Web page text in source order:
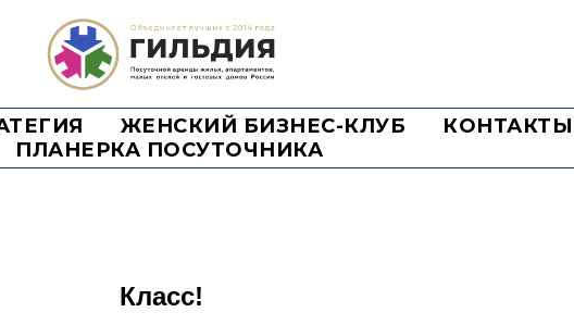
ЖЕНСКИЙ БИЗНЕС-КЛУБ КОНТАКТЫ
ПЛАНЕРКА ПОСУТОЧНИКА
Класс!